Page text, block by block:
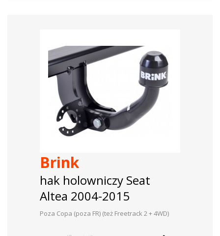
Brink
hak holowniczy Seat
Altea 2004-2015
Poza Copa (poza FR) (też Freetrack 2 + 4WD)